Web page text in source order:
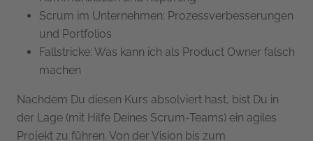
Scrum im Unternehmen: Prozessverbesserungen
und Portfolios
Fallstricke: Was kann ich als Product Owner falsch
machen
Nachdem Du diesen Kurs absolviert hast, bist Du in
der Lage (mit Hilfe Deines Scrum-Teams) ein agiles
Projekt zu führen. Von der Vision bis zum